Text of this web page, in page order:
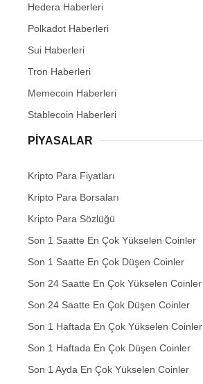
Hedera Haberleri
Polkadot Haberleri
Sui Haberleri
Tron Haberleri
Memecoin Haberleri
Stablecoin Haberleri
PIYASALAR
Kripto Para Fiyatları
Kripto Para Borsaları
Kripto Para Sözlüğü
Son 1 Saatte En Çok Yükselen Coinler
Son 1 Saatte En Çok Düşen Coinler
Son 24 Saatte En Çok Yükselen Coinler
Son 24 Saatte En Çok Düşen Coinler
Son 1 Haftada En Çok Yükselen Coinler
Son 1 Haftada En Çok Düşen Coinler
Son 1 Ayda En Çok Yükselen Coinler